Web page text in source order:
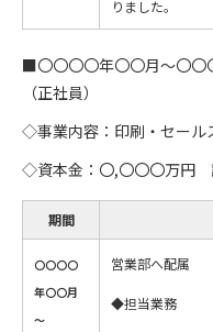
りました。
■〇〇〇〇年〇〇月～〇
（正社員）
◇事業内容：印刷・セール
◇資本金：〇,〇〇〇万円
期間
〇〇〇〇
年〇〇月
～
営業部へ配属
◆担当業務